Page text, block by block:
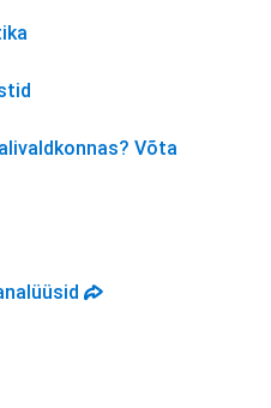
Võta
uues vahekaardis
avaneb uues